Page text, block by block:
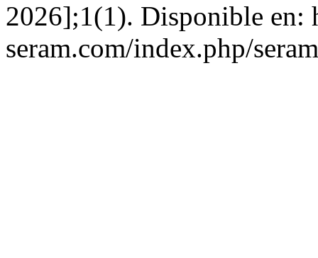
2026];1(1). Disponible en:
seram.com/index.php/